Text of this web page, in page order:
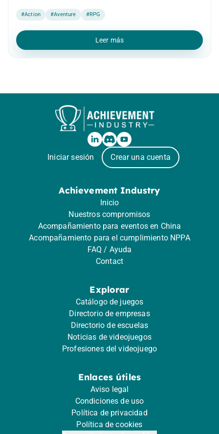
#Action #Aventure #RPG
Leer más
Iniciar sesión Crear una cuenta
Achievement Industry
Inicio
Nuestros compromisos
Acompañamiento para eventos en China
Acompañamiento para el cumplimiento NPPA
FAQ / Ayuda
Contact
Explorar
Catálogo de juegos
Directorio de empresas
Directorio de escuelas
Noticias de videojuegos
Profesiones del videojuego
Enlaces útiles
Aviso legal
Condiciones de uso
Política de privacidad
Política de cookies